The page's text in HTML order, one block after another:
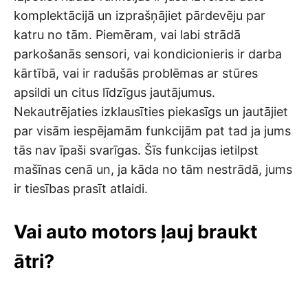
komplektācijā un izprašņājiet pārdevēju par
katru no tām. Piemēram, vai labi strādā
parkošanās sensori, vai kondicionieris ir darba
kārtībā, vai ir radušās problēmas ar stūres
apsildi un citus līdzīgus jautājumus.
Nekautrējaties izklausīties piekasīgs un jautājiet
par visām iespējamām funkcijām pat tad ja jums
tās nav īpaši svarīgas. Šīs funkcijas ietilpst
mašīnas cenā un, ja kāda no tām nestrādā, jums
ir tiesības prasīt atlaidi.
Vai auto motors ļauj braukt
ātri?